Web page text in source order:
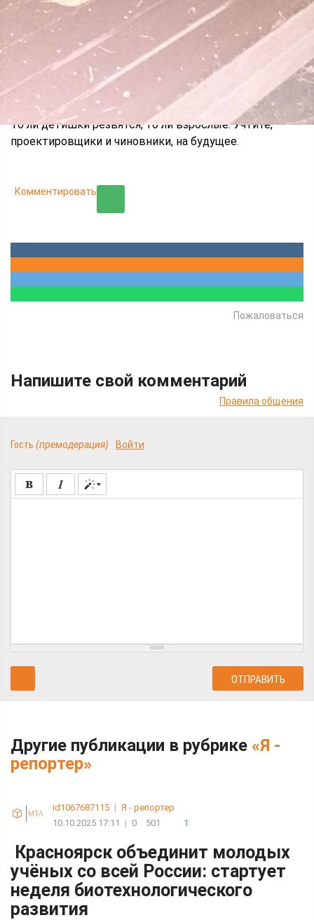
В сквере "Уют" в Железнодорожном районе
Красноярска начали выдергивать из брусчатки
скамейки, которые, как оказалось, едва закрепили.
То ли детишки резвятся, то ли взрослые. Учтите,
проектировщики и чиновники, на будущее.
Комментировать
Пожаловаться
Напишите свой комментарий
Правила общения
Гость (премодерация) Войти
Другие публикации в рубрике «Я -
репортер»
id1067687115 | Я - репортер
10.10.2025 17:11
| 0 501 1
Красноярск объединит молодых
учёных со всей России: стартует
неделя биотехнологического
развития